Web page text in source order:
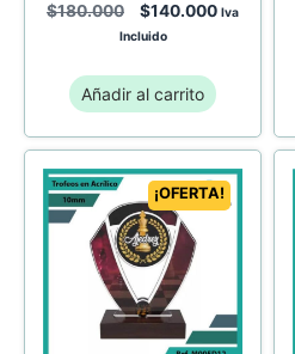
$180.000 $140.000 Iva
Incluido
Añadir al carrito
¡OFERTA!